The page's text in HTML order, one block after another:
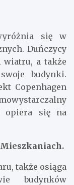
się w
Duńczycy
wiatru, a także
budynki.
Copenhagen
opiera się na
Mieszkaniach.
także osiąga
budynków